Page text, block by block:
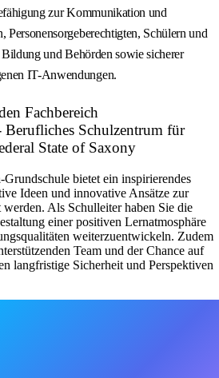
zur Kommunikation und
Personensorgeberechtigten, Schülern und
und Behörden sowie sicherer
IT-Anwendungen.
Fachbereich
Schulzentrum für
State of Saxony
bietet ein inspirierendes
Ideen und innovative Ansätze zur
Als Schulleiter haben Sie die
einer positiven Lernatmosphäre
weiterzuentwickeln. Zudem
Team und der Chance auf
langfristige Sicherheit und Perspektiven